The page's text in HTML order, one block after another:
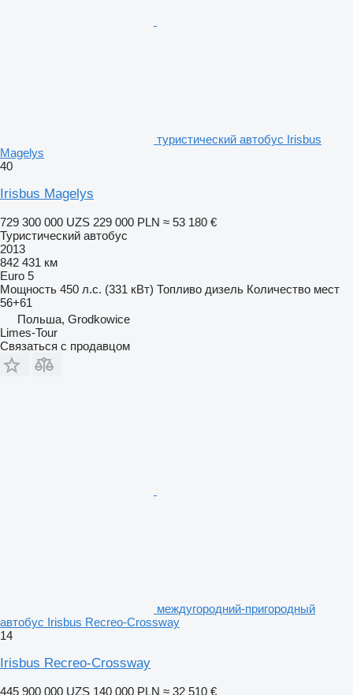
туристический автобус Irisbus
Magelys
40
Irisbus Magelys
729 300 000 UZS 229 000 PLN ≈ 53 180 €
Туристический автобус
2013
842 431 км
Euro 5
Мощность 450 л.с. (331 кВт) Топливо дизель Количество мест
56+61
Польша, Grodkowice
Limes-Tour
Связаться с продавцом
междугородний-пригородный
автобус Irisbus Recreo-Crossway
14
Irisbus Recreo-Crossway
445 900 000 UZS 140 000 PLN ≈ 32 510 €